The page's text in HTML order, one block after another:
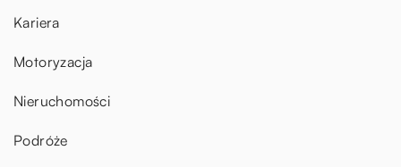
Kariera
Motoryzacja
Nieruchomości
Podróże